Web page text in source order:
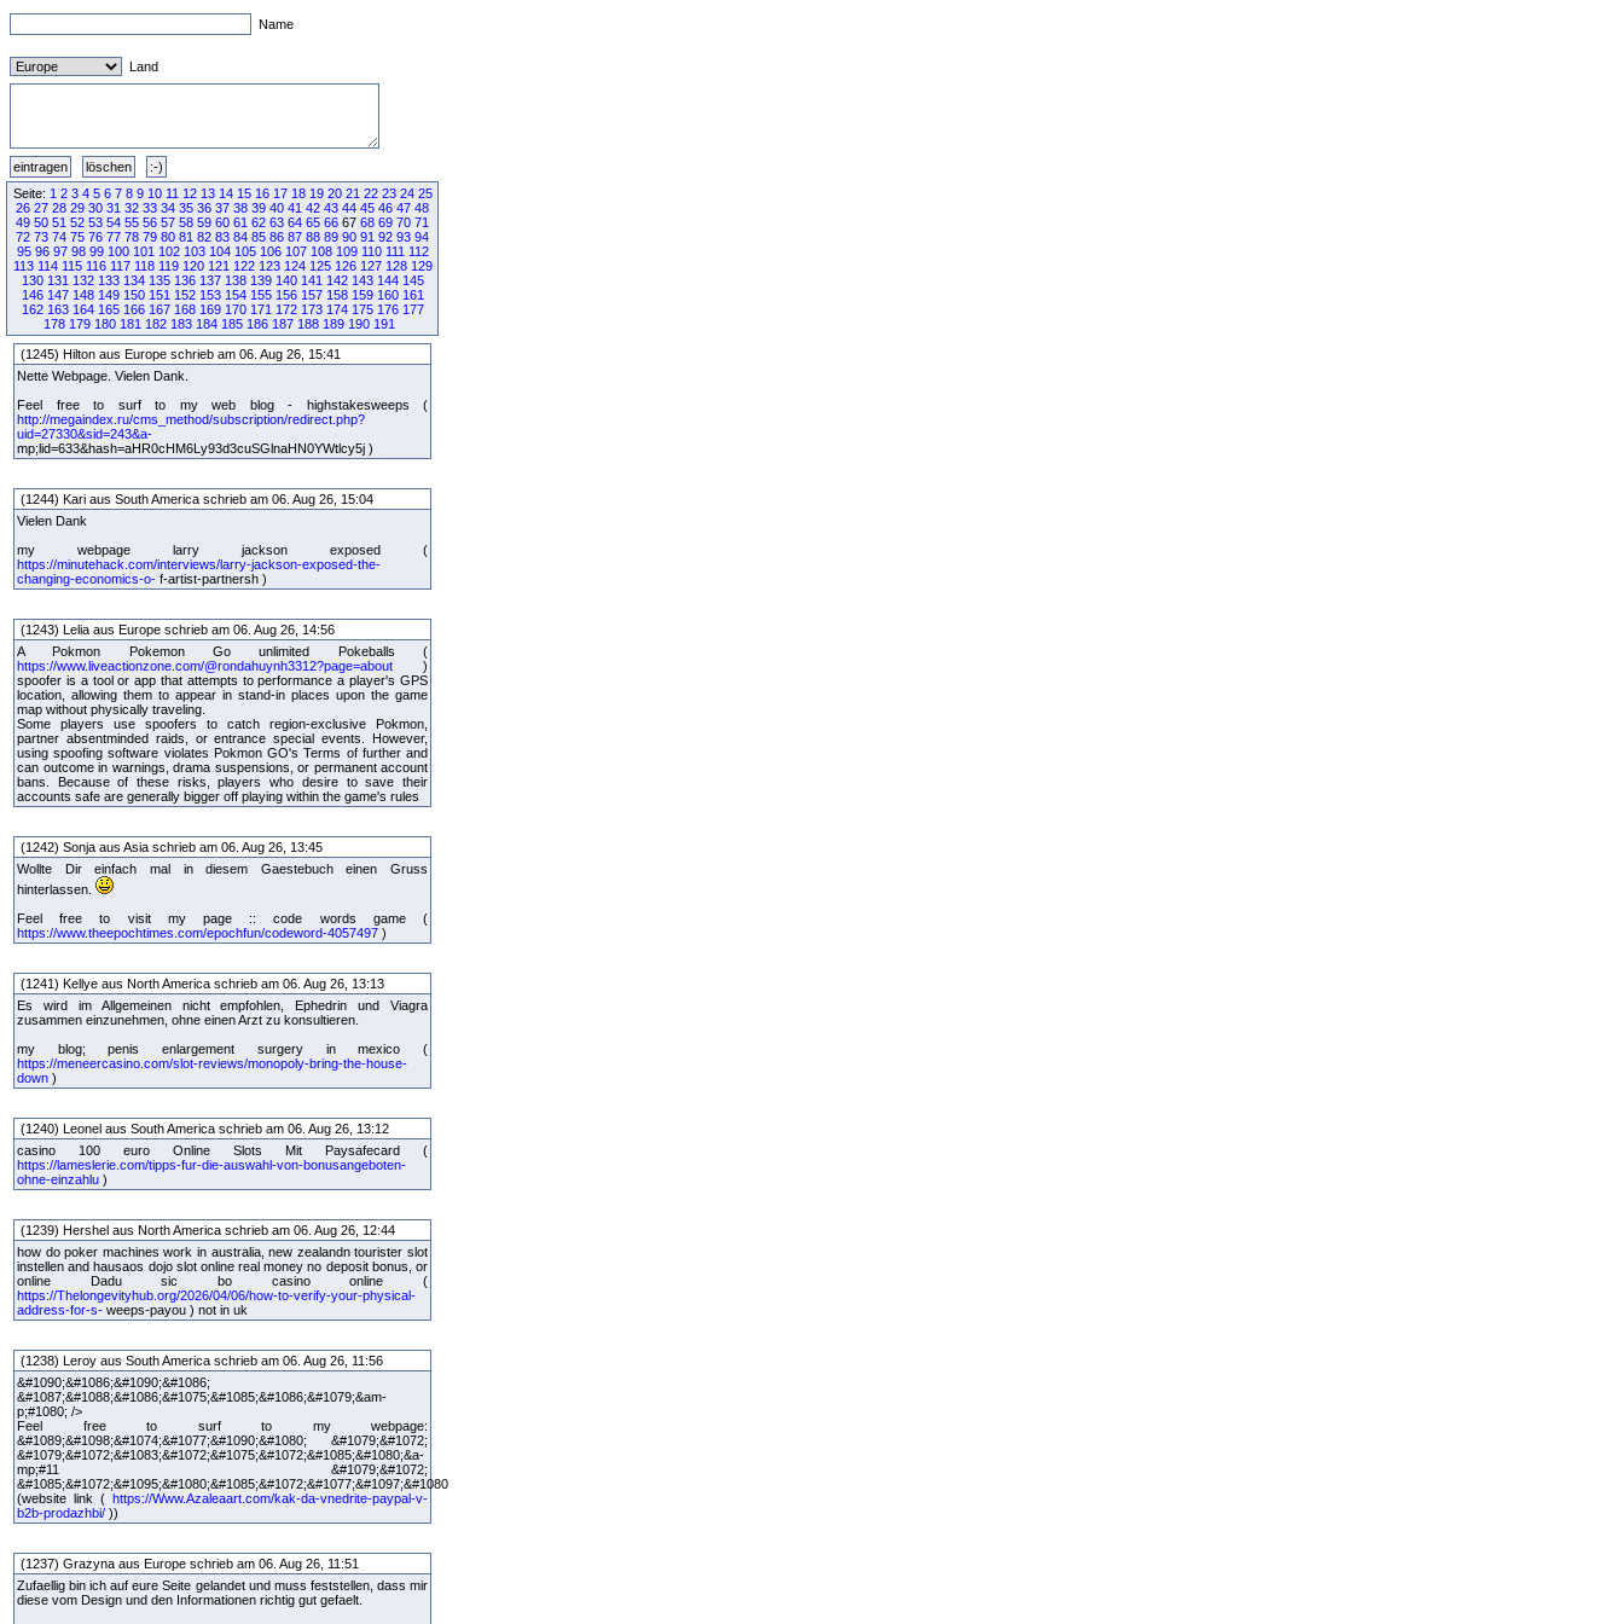
Name
Land
Seite: 1 2 3 4 5 6 7 8 9 10 11 12 13 14 15 16 17 18 19 20 21 22 23 24 25
26 27 28 29 30 31 32 33 34 35 36 37 38 39 40 41 42 43 44 45 46 47 48
49 50 51 52 53 54 55 56 57 58 59 60 61 62 63 64 65 66 67 68 69 70 71
72 73 74 75 76 77 78 79 80 81 82 83 84 85 86 87 88 89 90 91 92 93 94
95 96 97 98 99 100 101 102 103 104 105 106 107 108 109 110 111 112
113 114 115 116 117 118 119 120 121 122 123 124 125 126 127 128 129
130 131 132 133 134 135 136 137 138 139 140 141 142 143 144 145
146 147 148 149 150 151 152 153 154 155 156 157 158 159 160 161
162 163 164 165 166 167 168 169 170 171 172 173 174 175 176 177
178 179 180 181 182 183 184 185 186 187 188 189 190 191
(1245) Hilton aus Europe schrieb am 06. Aug 26, 15:41
Nette Webpage. Vielen Dank.
Feel free to surf to my web blog - highstakesweeps (
http://megaindex.ru/cms_method/subscription/redirect.php?
uid=27330&sid=243&a-
mp;lid=633&hash=aHR0cHM6Ly93d3cuSGlnaHN0YWtlcy5j )
(1244) Kari aus South America schrieb am 06. Aug 26, 15:04
Vielen Dank
my webpage larry jackson exposed (
https://minutehack.com/interviews/larry-jackson-exposed-the-
changing-economics-o- f-artist-partnersh )
(1243) Lelia aus Europe schrieb am 06. Aug 26, 14:56
A Pokmon Pokemon Go unlimited Pokeballs (
https://www.liveactionzone.com/@rondahuynh3312?page=about )
spoofer is a tool or app that attempts to performance a player's GPS
location, allowing them to appear in stand-in places upon the game
map without physically traveling.
Some players use spoofers to catch region-exclusive Pokmon,
partner absentminded raids, or entrance special events. However,
using spoofing software violates Pokmon GO's Terms of further and
can outcome in warnings, drama suspensions, or permanent account
bans. Because of these risks, players who desire to save their
accounts safe are generally bigger off playing within the game's rules
(1242) Sonja aus Asia schrieb am 06. Aug 26, 13:45
Wollte Dir einfach mal in diesem Gaestebuch einen Gruss
hinterlassen.
Feel free to visit my page :: code words game (
https://www.theepochtimes.com/epochfun/codeword-4057497 )
(1241) Kellye aus North America schrieb am 06. Aug 26, 13:13
Es wird im Allgemeinen nicht empfohlen, Ephedrin und Viagra
zusammen einzunehmen, ohne einen Arzt zu konsultieren.
my blog; penis enlargement surgery in mexico (
https://meneercasino.com/slot-reviews/monopoly-bring-the-house-
down )
(1240) Leonel aus South America schrieb am 06. Aug 26, 13:12
casino 100 euro Online Slots Mit Paysafecard (
https://lameslerie.com/tipps-fur-die-auswahl-von-bonusangeboten-
ohne-einzahlu )
(1239) Hershel aus North America schrieb am 06. Aug 26, 12:44
how do poker machines work in australia, new zealandn tourister slot
instellen and hausaos dojo slot online real money no deposit bonus, or
online Dadu sic bo casino online (
https://Thelongevityhub.org/2026/04/06/how-to-verify-your-physical-
address-for-s- weeps-payou ) not in uk
(1238) Leroy aus South America schrieb am 06. Aug 26, 11:56
&#1090;&#1086;&#1090;&#1086;
&#1087;&#1088;&#1086;&#1075;&#1085;&#1086;&#1079;&am-
p;#1080; />
Feel free to surf to my webpage:
&#1089;&#1098;&#1074;&#1077;&#1090;&#1080; &#1079;&#1072;
&#1079;&#1072;&#1083;&#1072;&#1075;&#1072;&#1085;&#1080;&a-
mp;#11 &#1079;&#1072;
&#1085;&#1072;&#1095;&#1080;&#1085;&#1072;&#1077;&#1097;&#1080
(website link ( https://Www.Azaleaart.com/kak-da-vnedrite-paypal-v-
b2b-prodazhbi/ ))
(1237) Grazyna aus Europe schrieb am 06. Aug 26, 11:51
Zufaellig bin ich auf eure Seite gelandet und muss feststellen, dass mir
diese vom Design und den Informationen richtig gut gefaelt.